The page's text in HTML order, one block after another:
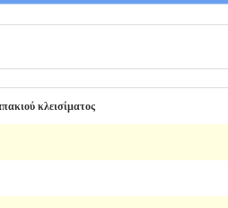
κλεισίματος